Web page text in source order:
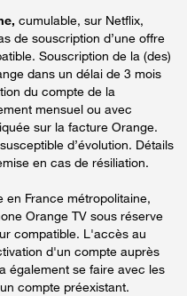
cumulable, sur Netflix,
de souscription d’une offre
Souscription de la (des)
dans un délai de 3 mois
du compte de la
mensuel ou avec
sur la facture Orange.
d’évolution. Détails
en cas de résiliation.
en France métropolitaine,
Orange TV sous réserve
compatible. L'accès au
d'un compte auprès
également se faire avec les
compte préexistant.